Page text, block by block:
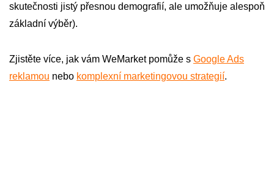
skutečnosti jistý přesnou demografií, ale umožňuje alespoň
základní výběr).
Zjistěte více, jak vám WeMarket pomůže s Google Ads
reklamou nebo komplexní marketingovou strategií.